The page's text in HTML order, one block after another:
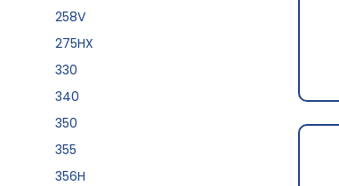
258V
275HX
330
340
350
355
356H